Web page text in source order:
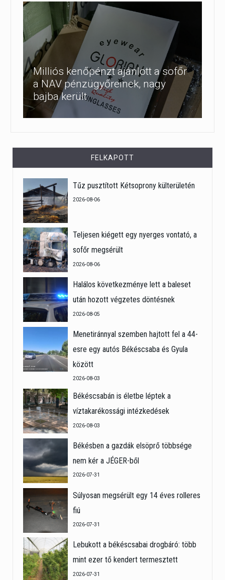
Milliós kenőpénzt ajánlott a sofőr
a NAV pénzügyőreinek, nagy
bajba került
FELKAPOTT
Tűz pusztított Kétsoprony külterületén
2026-08-06
Teljesen kiégett egy nyerges vontató, a
sofőr megsérült
2026-08-06
Halálos következménye lett a baleset
után hozott végzetes döntésnek
2026-08-05
Menetiránnyal szemben hajtott fel a 44-
esre egy autós Békéscsaba és Gyula
között
2026-08-03
Békéscsabán is életbe léptek a
víztakarékossági intézkedések
2026-08-03
Békésben a gazdák elsöprő többsége
nem kér a JÉGER-ből
2026-07-31
Súlyosan megsérült egy 14 éves rolleres
fiú
2026-07-31
Lebukott a békéscsabai drogbáró: több
mint ezer tő kendert termesztett
2026-07-31